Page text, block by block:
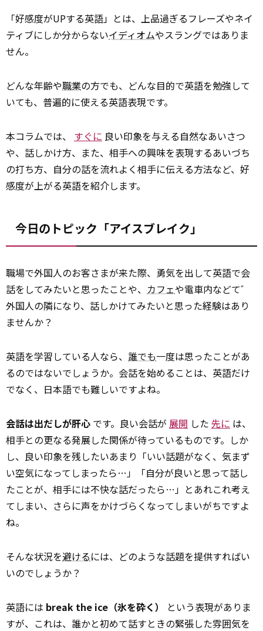
「好感度がUPする英語」とは、上品過ぎるフレーズやネイ
ティブにしか分からないイディオムやスラングではありま
せん。
どんな年齢や職業の方でも、どんな目的で英語を勉強して
いても、普遍的に使える英語表現です。
本コラムでは、 すぐに 良い印象を与える自然なあいさつ
や、話しかけ方、また、相手への興味を表現するあいづち
の打ち方、自分の話を流れよく相手に伝える方法など、好
感度が上がる英語を紹介します。
今日のトピック「アイスブレイク」
職場で外国人のお客さまが来た際、勇気を出して英語で会
話をしてみたいと思ったことや、 カフェや電車内などて゛
外国人の隣になり、話しかけてみたいと思った経験はあり
ませんか？
英語を学習している人なら、 誰でも一度は思ったことがあ
るのではないでしょうか。会話を始めることは、英語だけ
でなく、日本語でも難しいですよね。
会話は出だしが肝心 です。良い会話が 展開 した 先に は、
相手との更なる発展した関係が待っているものです。しか
し、良い印象を残したいあまり「いい話題がなく、気まず
い空気になってしまったら…」「自分が良いと思って話し
たことが、相手には不快な話だったら…」とあれこれ考え
てしまい、さらに声をかけづらくなってしまいがちですよ
ね。
そんな状況を避けるには、どのような話題を提供すればい
いのでしょうか？
英語には break the ice（氷を砕く）
という表現がありま
すが、これは、誰かと初めて話すときの緊張した雰囲気を